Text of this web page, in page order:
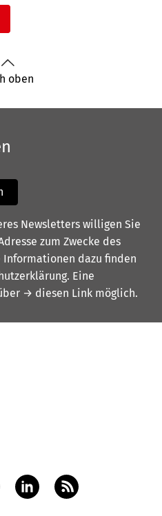
oben
Newsletters willigen Sie
zum Zwecke des
Informationen dazu finden
. Eine
→ diesen Link möglich.